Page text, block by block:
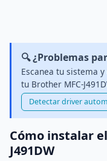
🔍 ¿Problemas
Escanea tu sistema
tu Brother MFC-
Detectar driver
Cómo instalar
J491DW